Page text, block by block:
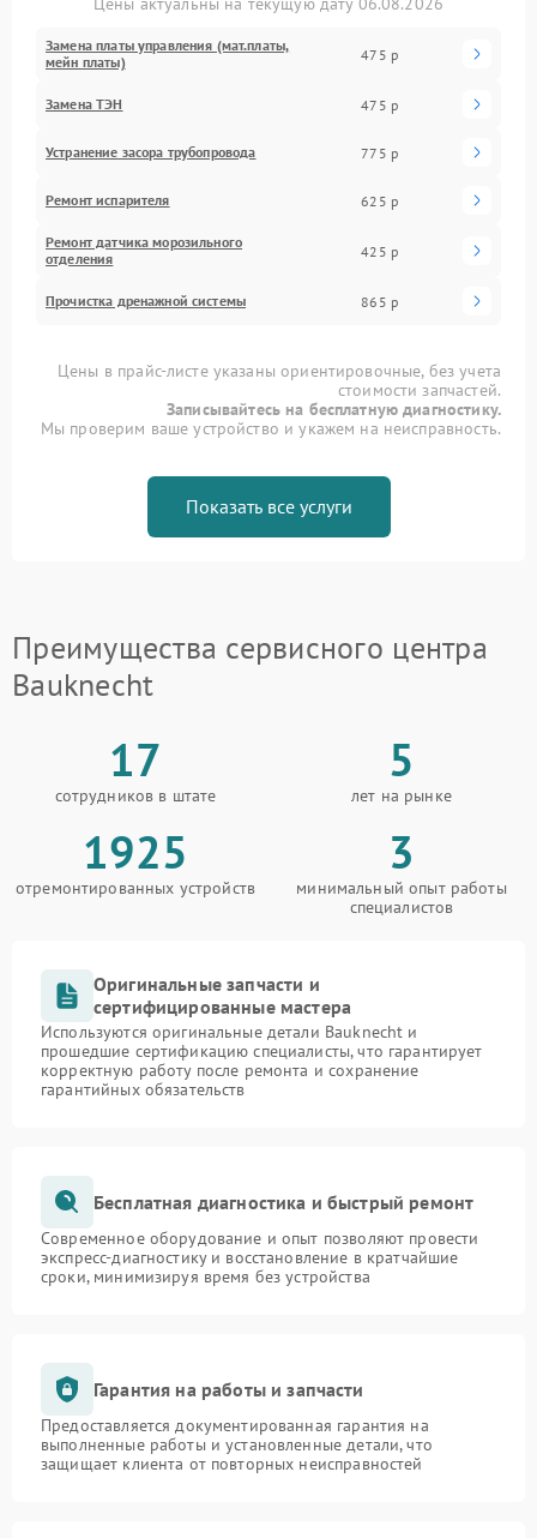
Замена платы управления (мат.платы,
мейн платы)
475 р
Замена ТЭН 475 р
Устранение засора трубопровода 775 р
Ремонт испарителя 625 р
Ремонт датчика морозильного
отделения
425 р
Прочистка дренажной системы 865 р
Цены в прайс-листе указаны ориентировочные, без учета
стоимости запчастей.
Записывайтесь на бесплатную диагностику.
Мы проверим ваше устройство и укажем на неисправность.
Показать все услуги
Преимущества сервисного центра
Bauknecht
17
сотрудников в штате
5
лет на рынке
1925
отремонтированных устройств
3
минимальный опыт работы
специалистов
Оригинальные запчасти и
сертифицированные мастера
Используются оригинальные детали Bauknecht и
прошедшие сертификацию специалисты, что гарантирует
корректную работу после ремонта и сохранение
гарантийных обязательств
Бесплатная диагностика и быстрый ремонт
Современное оборудование и опыт позволяют провести
экспресс-диагностику и восстановление в кратчайшие
сроки, минимизируя время без устройства
Гарантия на работы и запчасти
Предоставляется документированная гарантия на
выполненные работы и установленные детали, что
защищает клиента от повторных неисправностей